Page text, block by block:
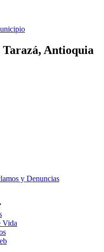
Antioquia
y Denuncias
Vida